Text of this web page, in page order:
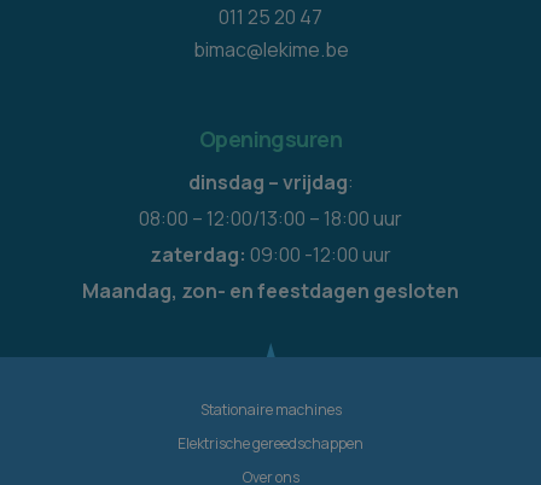
011 25 20 47
bimac@lekime.be
Openingsuren
dinsdag – vrijdag:
08:00 – 12:00/13:00 – 18:00 uur
zaterdag: 09:00 -12:00 uur
Maandag, zon- en feestdagen gesloten
Stationaire machines
Elektrische gereedschappen
Over ons